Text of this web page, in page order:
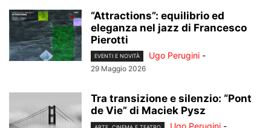
“Attractions”: equilibrio ed
eleganza nel jazz di Francesco
Pierotti
EVENTI E NOVITÀ Ugo Perugini -
29 Maggio 2026
Tra transizione e silenzio: “Pont
de Vie” di Maciek Pysz